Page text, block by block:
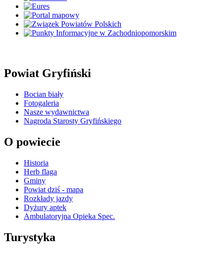
Powiat Gryfiński
Bocian biały
Fotogaleria
Nasze wydawnictwa
Nagroda Starosty Gryfińskiego
O powiecie
Historia
Herb flaga
Gminy
Powiat dziś - mapa
Rozkłady jazdy
Dyżury aptek
Ambulatoryjna Opieka Spec.
Turystyka